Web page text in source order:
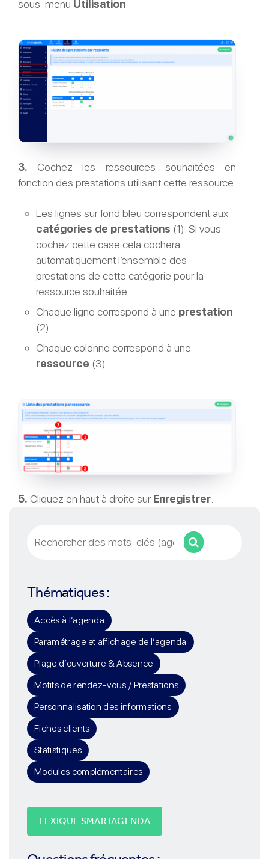
sous-menu Utilisation
3. Cochez les ressources souhaitées en
fonction des prestations utilisant cette ressource.
Les lignes sur fond bleu correspondent aux
catégories de prestations (1). Si vous
cochez cette case cela cochera
automatiquement l’ensemble des
prestations de cette catégorie pour la
ressource souhaitée.
Chaque ligne correspond à une prestation
(2).
Chaque colonne correspond à une
ressource (3).
5. Cliquez en haut à droite sur Enregistrer
Thématiques :
Accès à l’agenda
Paramétrage et affichage de l’agenda
Plage d’ouverture & Absence
Motifs de rendez-vous / Prestations
Personnalisation des informations
Fiches clients
Statistiques
Modules complémentaires
LEXIQUE SMARTAGENDA